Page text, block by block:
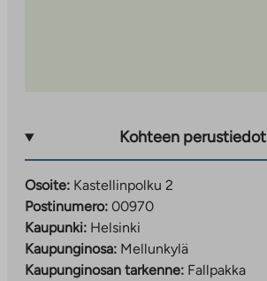
Kohteen perustiedot
Osoite: Kastellinpolku 2
Postinumero: 00970
Kaupunki: Helsinki
Kaupunginosa: Mellunkylä
Kaupunginosan tarkenne: Fallpakka